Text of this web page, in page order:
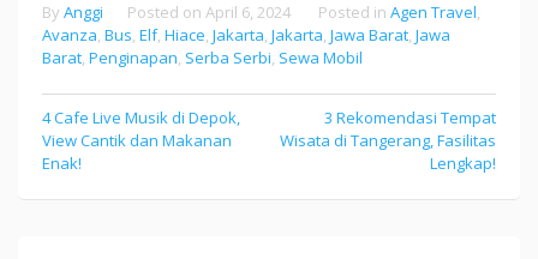
By Anggi Posted on April 6, 2024 Posted in Agen Travel,
Avanza, Bus, Elf, Hiace, Jakarta, Jakarta, Jawa Barat, Jawa
Barat, Penginapan, Serba Serbi, Sewa Mobil
Post
navigation
4 Cafe Live Musik di Depok,
View Cantik dan Makanan
Enak!
3 Rekomendasi Tempat
Wisata di Tangerang, Fasilitas
Lengkap!